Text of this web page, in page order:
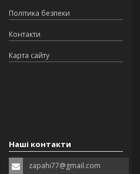
Політика безпеки
Контакти
Карта сайту
Наші контакти
zapahi77@gmail.com